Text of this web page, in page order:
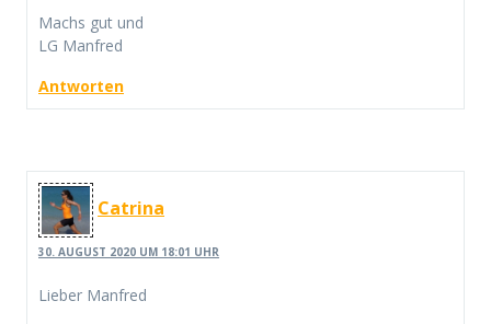
Machs gut und
LG Manfred
Antworten
Catrina
30. AUGUST 2020 UM 18:01 UHR
Lieber Manfred